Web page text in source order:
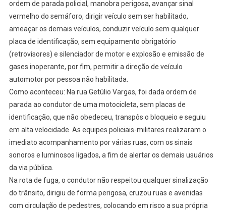
ordem de parada policial, manobra perigosa, avançar sinal
vermelho do semáforo, dirigir veículo sem ser habilitado,
ameaçar os demais veículos, conduzir veículo sem qualquer
placa de identificação, sem equipamento obrigatório
(retrovisores) e silenciador de motor e explosão e emissão de
gases inoperante, por fim, permitir a direção de veículo
automotor por pessoa não habilitada.
Como aconteceu: Na rua Getúlio Vargas, foi dada ordem de
parada ao condutor de uma motocicleta, sem placas de
identificação, que não obedeceu, transpôs o bloqueio e seguiu
em alta velocidade. As equipes policiais-militares realizaram o
imediato acompanhamento por várias ruas, com os sinais
sonoros e luminosos ligados, a fim de alertar os demais usuários
da via pública.
Na rota de fuga, o condutor não respeitou qualquer sinalização
do trânsito, dirigiu de forma perigosa, cruzou ruas e avenidas
com circulação de pedestres, colocando em risco a sua própria